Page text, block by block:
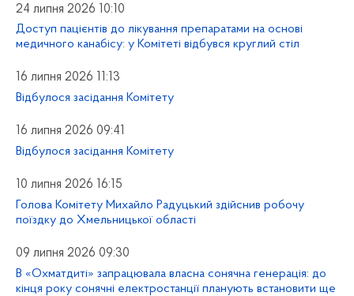
24 липня 2026 10:10
Доступ пацієнтів до лікування препаратами на основі
медичного канабісу: у Комітеті відбувся круглий стіл
16 липня 2026 11:13
Відбулося засідання Комітету
16 липня 2026 09:41
Відбулося засідання Комітету
10 липня 2026 16:15
Голова Комітету Михайло Радуцький здійснив робочу
поїздку до Хмельницької області
09 липня 2026 09:30
В «Охматдиті» запрацювала власна сонячна генерація: до
кінця року сонячні електростанції планують встановити ще